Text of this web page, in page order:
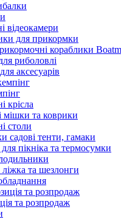
відеокамери
для прикормки
кораблики
риболовлі
аксесуарів
крісла
мішки та коврики
столи
садові тенти, гамаки
пікніка та термосумки
ліжка та шезлонги
та розпродаж